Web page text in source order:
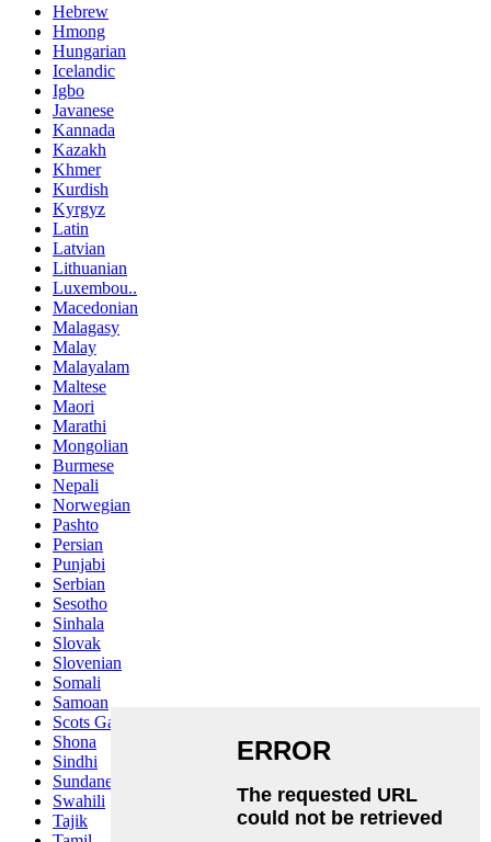
Hebrew
Hmong
Hungarian
Icelandic
Igbo
Javanese
Kannada
Kazakh
Khmer
Kurdish
Kyrgyz
Latin
Latvian
Lithuanian
Luxembou..
Macedonian
Malagasy
Malay
Malayalam
Maltese
Maori
Marathi
Mongolian
Burmese
Nepali
Norwegian
Pashto
Persian
Punjabi
Serbian
Sesotho
Sinhala
Slovak
Slovenian
Somali
Samoan
Scots Gaelic
Shona
Sindhi
Sundanese
Swahili
Tajik